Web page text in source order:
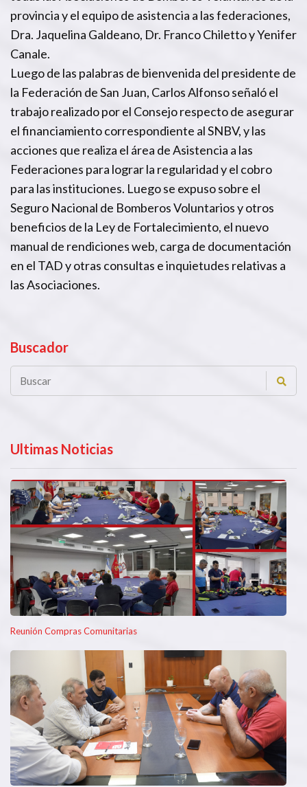
provincia y el equipo de asistencia a las federaciones,
Dra. Jaquelina Galdeano, Dr. Franco Chiletto y Yenifer
Canale.
Luego de las palabras de bienvenida del presidente de
la Federación de San Juan, Carlos Alfonso señaló el
trabajo realizado por el Consejo respecto de asegurar
el financiamiento correspondiente al SNBV, y las
acciones que realiza el área de Asistencia a las
Federaciones para lograr la regularidad y el cobro
para las instituciones. Luego se expuso sobre el
Seguro Nacional de Bomberos Voluntarios y otros
beneficios de la Ley de Fortalecimiento, el nuevo
manual de rendiciones web, carga de documentación
en el TAD y otras consultas e inquietudes relativas a
las Asociaciones.
Buscador
Ultimas Noticias
Reunión Compras Comunitarias